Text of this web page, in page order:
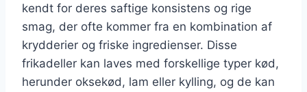
kendt for deres saftige konsistens og rige
smag, der ofte kommer fra en kombination af
krydderier og friske ingredienser. Disse
frikadeller kan laves med forskellige typer kød,
herunder oksekød, lam eller kylling, og de kan